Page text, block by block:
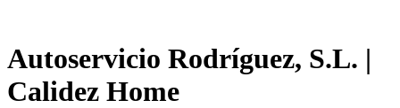
Autoservicio Rodríguez, S.L. |
Calidez Home